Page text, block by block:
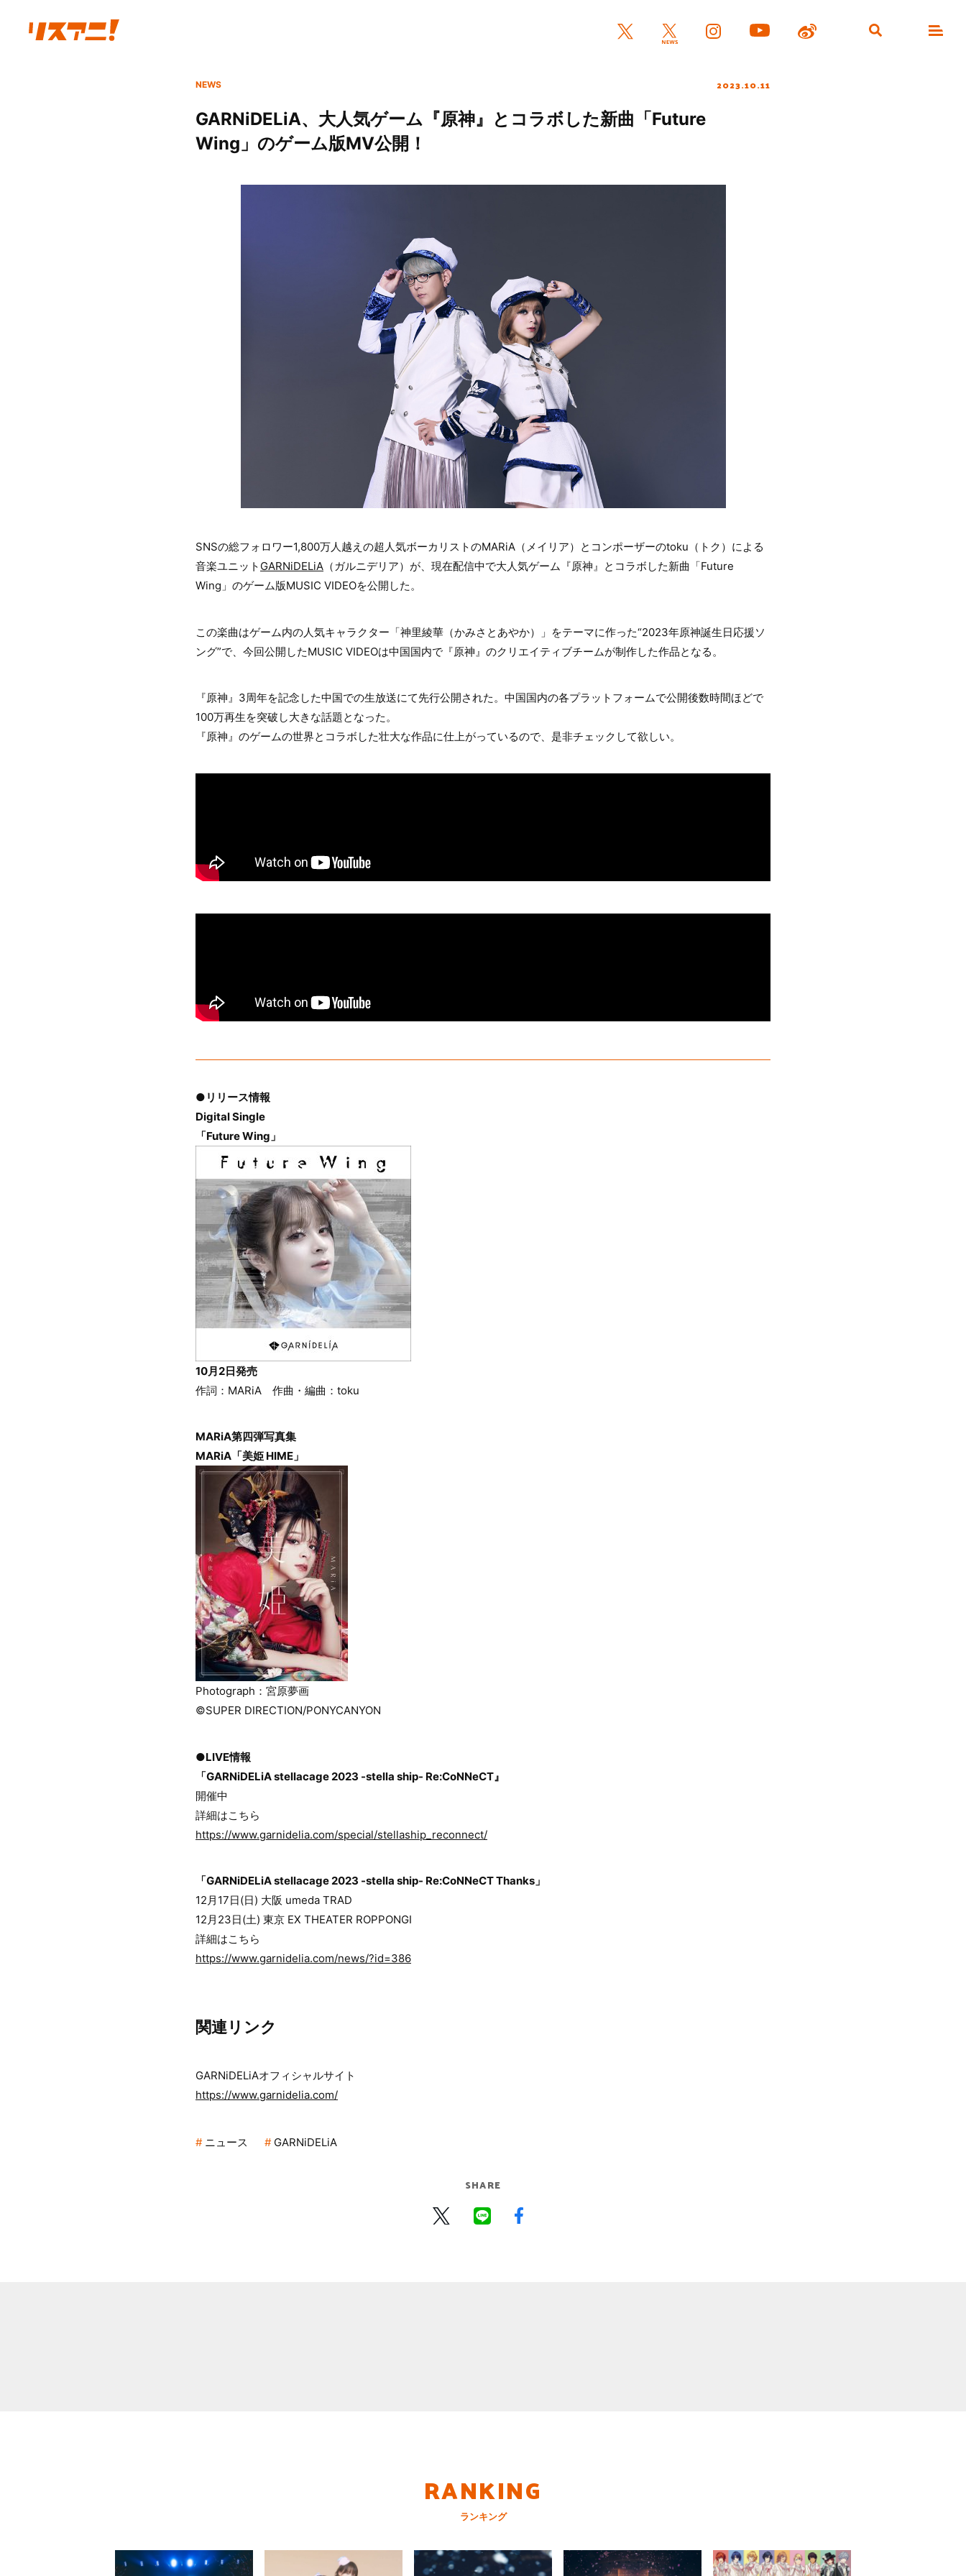
NEWS 2023.10.11
GARNiDELiA、大人気ゲーム『原神』とコラボした新曲「Future
Wing」のゲーム版MV公開！
SNSの総フォロワー1,800万人越えの超人気ボーカリストのMARiA（メイリア）とコンポーザーのtoku（トク）による
音楽ユニット GARNiDELiA （ガルニデリア）が、現在配信中で大人気ゲーム『原神』とコラボした新曲「Future
Wing」のゲーム版MUSIC VIDEOを公開した。
この楽曲はゲーム内の人気キャラクター「神里綾華（かみさとあやか）」をテーマに作った“2023年原神誕生日応援ソ
ング”で、今回公開したMUSIC VIDEOは中国国内で『原神』のクリエイティブチームが制作した作品となる。
『原神』3周年を記念した中国での生放送にて先行公開された。中国国内の各プラットフォームで公開後数時間ほどで
100万再生を突破し大きな話題となった。
『原神』のゲームの世界とコラボした壮大な作品に仕上がっているので、是非チェックして欲しい。
●リリース情報
Digital Single
「Future Wing」
10月2日発売
作詞：MARiA 作曲・編曲：toku
MARiA第四弾写真集
MARiA「美姫 HIME」
Photograph：宮原夢画
©SUPER DIRECTION/PONYCANYON
●LIVE情報
「GARNiDELiA stellacage 2023 -stella ship- Re:CoNNeCT』
開催中
詳細はこちら
https://www.garnidelia.com/special/stellaship_reconnect/
「GARNiDELiA stellacage 2023 -stella ship- Re:CoNNeCT Thanks」
12月17日(日) 大阪 umeda TRAD
12月23日(土) 東京 EX THEATER ROPPONGI
詳細はこちら
https://www.garnidelia.com/news/?id=386
関連リンク
GARNiDELiAオフィシャルサイト
https://www.garnidelia.com/
ニュース GARNiDELiA
SHARE
RANKING
ランキング